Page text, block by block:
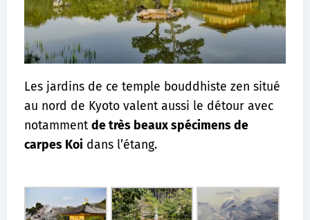
Les jardins de ce temple bouddhiste zen situé
au nord de Kyoto valent aussi le détour avec
notammentde très beaux spécimens de
carpes Koi dans l’étang.